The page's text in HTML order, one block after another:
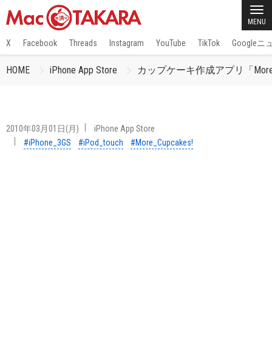
MENU
X Facebook Threads Instagram YouTube TikTok Googleニ
HOME iPhone App Store カップケーキ作成アプリ「
2010年03月01日(月)
iPhone App Store
#iPhone_3GS
#iPod_touch #More_Cupcakes!